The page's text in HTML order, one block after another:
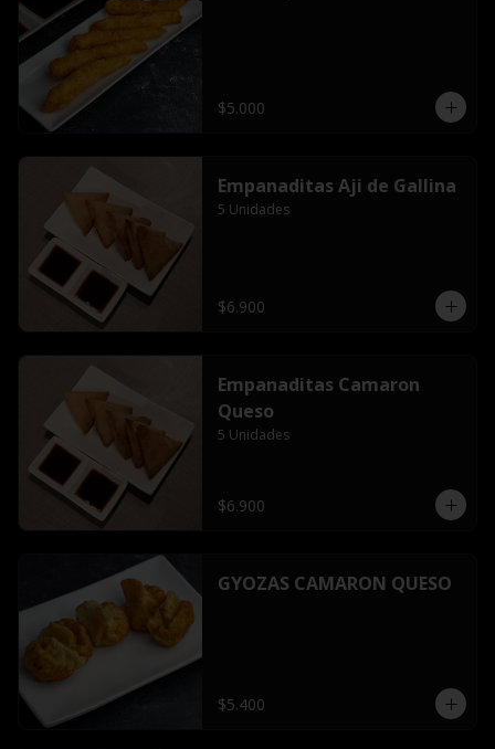
$5.000
Empanaditas Aji de Gallina
5 Unidades
$6.900
Empanaditas Camaron
Queso
5 Unidades
$6.900
GYOZAS CAMARON QUESO
$5.400